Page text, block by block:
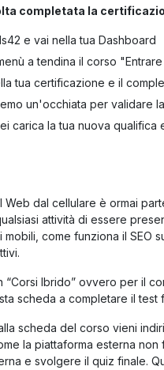
completata la
e vai nella tua Dashboard
a tendina il corso
tua certificazione e il
un'occhiata per validare
carica la tua nuova qualifica
Web dal cellulare è ormai
attività di essere
come funziona il SEO
“Corsi Ibrido” ovvero per il
scheda a completare il test
scheda del corso vieni
la piattaforma esterna
e svolgere il quiz finale.